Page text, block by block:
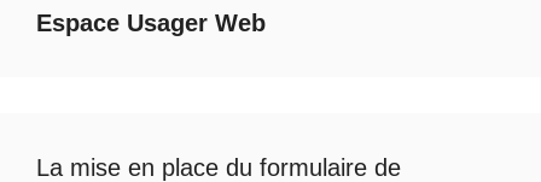
Espace Usager Web
La mise en place du formulaire de